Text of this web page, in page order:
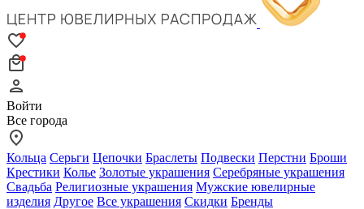
Войти
Все города
Кольца Серьги Цепочки Браслеты Подвески Перстни Броши
Крестики Колье Золотые украшения Серебряные украшения
Свадьба Религиозные украшения Мужские ювелирные
изделия Другое Все украшения Скидки Бренды